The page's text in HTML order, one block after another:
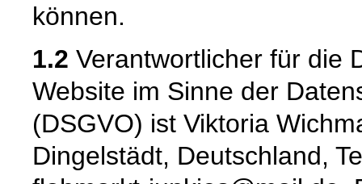
können.
1.2 Verantwortlicher für die
Website im Sinne der
(DSGVO) ist Viktoria
Dingelstädt, Deutschland,